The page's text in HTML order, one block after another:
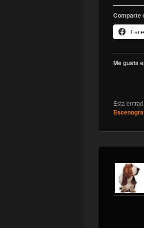
Comparte
Me gusta
Esta